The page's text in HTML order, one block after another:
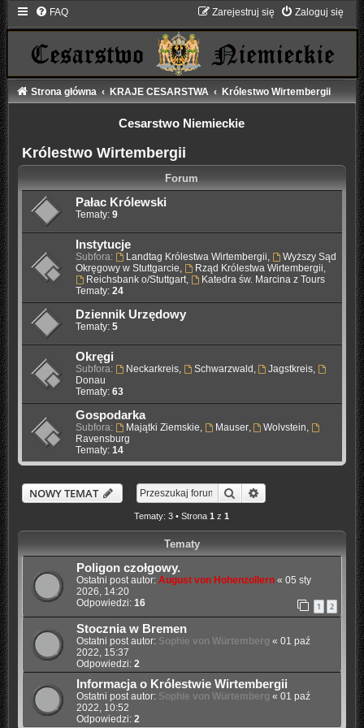
FAQ Zaloguj się
Zarejestruj się
Strona główna KRAJE CESARSTWA Królestwo Wirtembergii
Cesarstwo Niemieckie
Królestwo Wirtembergii
Forum
Pałac Królewski
Tematy: 9
Instytucje
Subfora: Landtag Królestwa Wirtembergii
Wyższy Sąd
Okręgowy w Stuttgarcie
Rząd Królestwa Wirtembergii
Reichsbank o/Stuttgart,
Katedra św. Marcina z Tours
Tematy: 24
Dziennik Urzędowy
Tematy: 5
Okręgi
Subfora: Neckarkreis, Schwarzwald Jagstkreis
Donau
Tematy: 63
Gospodarka
Subfora: Majątki Ziemskie Mauser, Wolvstein
Ravensburg
Tematy: 14
NOWY TEMAT Szukaj Wyszukiwanie
Tematy: 3 • Strona1 z1
Tematy
Poligon czołgowy.
Ostatni post autor: August von Hohenzollern« 05 sty
2026, 14:20
Odpowiedzi: 16 1 2
Stocznia w Bremen
Ostatni post autor: Sophie von Würtemberg « 01 paź
2022, 15:37
Odpowiedzi: 2
Informacja o Królestwie Wirtembergii
Ostatni post autor: Sophie von Würtemberg « 01 paź
2022, 10:52
Odpowiedzi: 2